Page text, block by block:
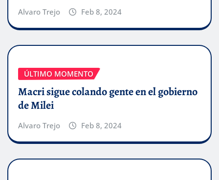
Alvaro Trejo Feb 8, 2024
ÚLTIMO MOMENTO
Macri sigue colando gente en el gobierno
de Milei
Alvaro Trejo Feb 8, 2024